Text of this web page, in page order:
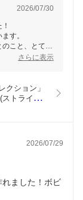
2026/07/30
す。
こと、とても
さらに表示
ション」
トライプ)
2026/07/29
ました！ボビ